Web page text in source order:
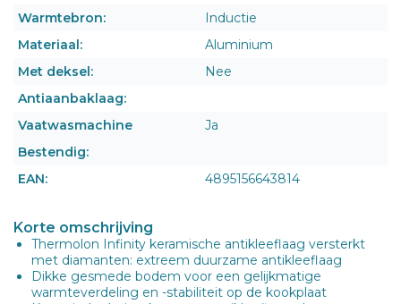
Warmtebron:
Inductie
Materiaal:
Aluminium
Met deksel:
Nee
Antiaanbaklaag:
Vaatwasmachine
Bestendig:
Ja
EAN: 4895156643814
Korte omschrijving
Thermolon Infinity keramische antikleeflaag versterkt
met diamanten: extreem duurzame antikleeflaag
Dikke gesmede bodem voor een gelijkmatige
warmteverdeling en -stabiliteit op de kookplaat